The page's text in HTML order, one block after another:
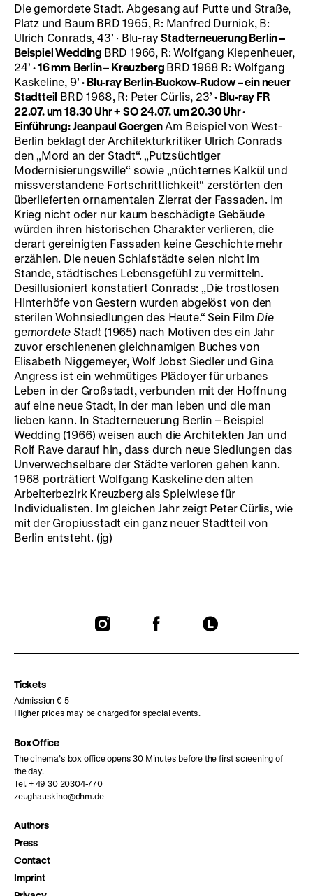
Die gemordete Stadt. Abgesang auf Putte und Straße,
Platz und Baum BRD 1965, R: Manfred Durniok, B:
Ulrich Conrads, 43’ · Blu-rayStadterneuerung Berlin –
Beispiel Wedding BRD 1966, R: Wolfgang Kiepenheuer,
24’· 16 mm Berlin – Kreuzberg BRD 1968 R: Wolfgang
Kaskeline, 9’· Blu-ray Berlin-Buckow-Rudow – ein neuer
Stadtteil BRD 1968, R: Peter Cürlis, 23’· Blu-ray FR
22.07. um 18.30 Uhr + SO 24.07. um 20.30 Uhr·
Einführung: Jeanpaul GoergenAm Beispiel von West-
Berlin beklagt der Architekturkritiker Ulrich Conrads
den „Mord an der Stadt“. „Putzsüchtiger
Modernisierungswille“ sowie „nüchternes Kalkül und
missverstandene Fortschrittlichkeit“ zerstörten den
überlieferten ornamentalen Zierrat der Fassaden. Im
Krieg nicht oder nur kaum beschädigte Gebäude
würden ihren historischen Charakter verlieren, die
derart gereinigten Fassaden keine Geschichte mehr
erzählen. Die neuen Schlafstädte seien nicht im
Stande, städtisches Lebensgefühl zu vermitteln.
Desillusioniert konstatiert Conrads: „Die trostlosen
Hinterhöfe von Gestern wurden abgelöst von den
sterilen Wohnsiedlungen des Heute.“ Sein Film Die
gemordete Stadt (1965) nach Motiven des ein Jahr
zuvor erschienenen gleichnamigen Buches von
Elisabeth Niggemeyer, Wolf Jobst Siedler und Gina
Angress ist ein wehmütiges Plädoyer für urbanes
Leben in der Großstadt, verbunden mit der Hoffnung
auf eine neue Stadt, in der man leben und die man
lieben kann. In Stadterneuerung Berlin – Beispiel
Wedding (1966) weisen auch die Architekten Jan und
Rolf Rave darauf hin, dass durch neue Siedlungen das
Unverwechselbare der Städte verloren gehen kann.
1968 porträtiert Wolfgang Kaskeline den alten
Arbeiterbezirk Kreuzberg als Spielwiese für
Individualisten. Im gleichen Jahr zeigt Peter Cürlis, wie
mit der Gropiusstadt ein ganz neuer Stadtteil von
Berlin entsteht. (jg)
To
To
To
Tickets
Admission € 5
Higher prices may be charged for special events.
Box Office
The cinema’s box office opens 30 Minutes before the first screening of
the day.
Tel. + 49 30 20304-770
zeughauskino@dhm.de
Authors
Press
Contact
Imprint